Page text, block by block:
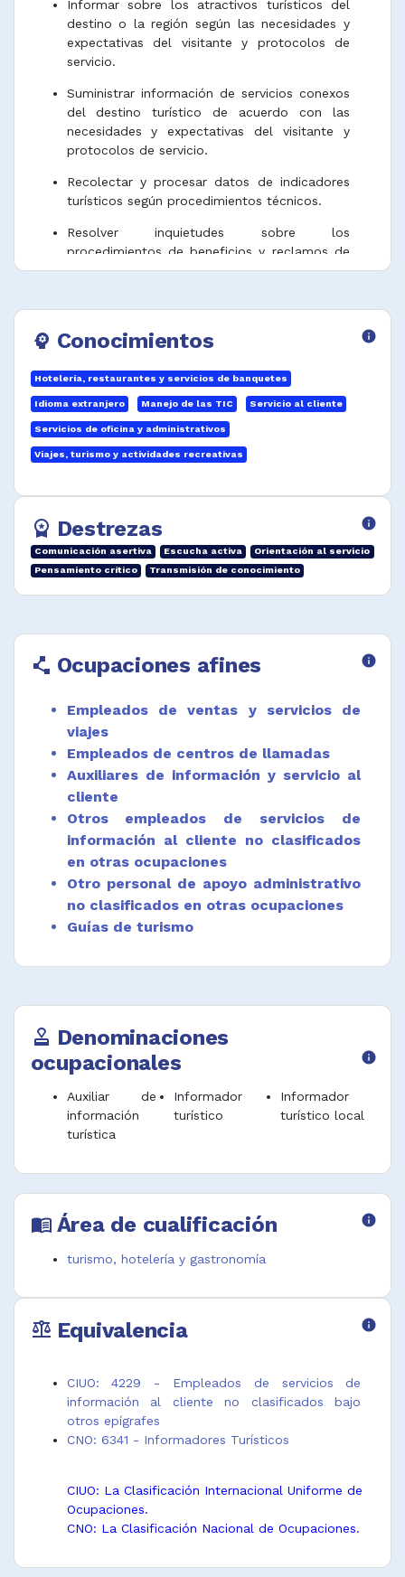
Informar sobre los atractivos turísticos del
destino o la región según las necesidades y
expectativas del visitante y protocolos de
servicio.
Suministrar información de servicios conexos
del destino turístico de acuerdo con las
necesidades y expectativas del visitante y
protocolos de servicio.
Recolectar y procesar datos de indicadores
turísticos según procedimientos técnicos.
Resolver inquietudes sobre los
procedimientos de beneficios y reclamos de
los visitantes sobre los servicios turísticos.
psychology Conocimientos info
Hotelería, restaurantes y servicios de banquetes
Idioma extranjero Manejo de las TIC Servicio al cliente
Servicios de oficina y administrativos
Viajes, turismo y actividades recreativas
workspace_premium Destrezas info
Comunicación asertiva Escucha activa
Orientación al servicio
Pensamiento crítico
Transmisión de conocimiento
polyline Ocupaciones afines info
Empleados de ventas y servicios de
viajes
Empleados de centros de llamadas
Auxiliares de información y servicio al
cliente
Otros empleados de servicios de
información al cliente no clasificados
en otras ocupaciones
Otro personal de apoyo administrativo
no clasificados en otras ocupaciones
Guías de turismo
approval Denominaciones
ocupacionales
info
Auxiliar de
información
turística
Informador
turístico
Informador
turístico local
menu_book Área de cualificación info
turismo, hotelería y gastronomía
balance Equivalencia info
CIUO: 4229 - Empleados de servicios de
información al cliente no clasificados bajo
otros epígrafes
CNO: 6341 - Informadores Turísticos
CIUO: La Clasificación Internacional Uniforme de
Ocupaciones.
CNO: La Clasificación Nacional de Ocupaciones.